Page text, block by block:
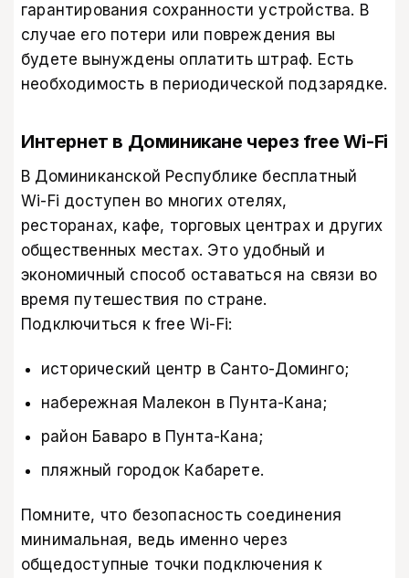
гарантирования сохранности устройства. В
случае его потери или повреждения вы
будете вынуждены оплатить штраф. Есть
необходимость в периодической подзарядке.
Интернет в Доминикане через free Wi-Fi​
В Доминиканской Республике бесплатный
Wi-Fi доступен во многих отелях,
ресторанах, кафе, торговых центрах и других
общественных местах. Это удобный и
экономичный способ оставаться на связи во
время путешествия по стране.
Подключиться к free Wi-Fi:
исторический центр в Санто-Доминго;
набережная Малекон в Пунта-Кана;
район Баваро в Пунта-Кана;
пляжный городок Кабарете.
Помните, что безопасность соединения
минимальная, ведь именно через
общедоступные точки подключения к